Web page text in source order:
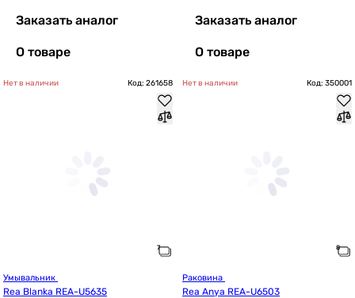
Заказать аналог
О товаре
Заказать аналог
О товаре
Нет в наличии Код: 261658
Rea Blanka REA-U5635
Нет в наличии Код: 350001
Rea Anya REA-U6503